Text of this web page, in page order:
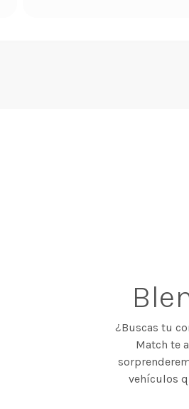
¿Buscas tu
Match te
vehículos